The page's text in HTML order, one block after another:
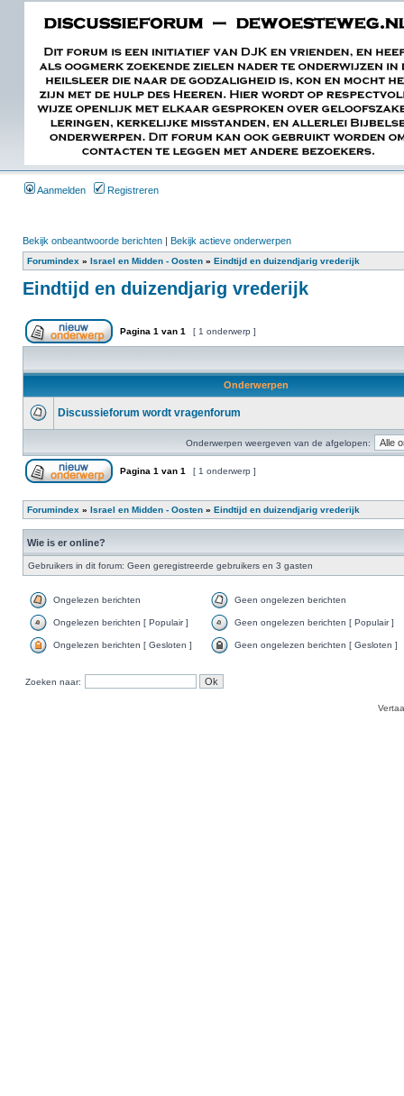
Aanmelden Registreren
Bekijk onbeantwoorde berichten | Bekijk actieve onderwerpen
Forumindex » Israel en Midden - Oosten » Eindtijd en duizendjarig vrederijk
Eindtijd en duizendjarig vrederijk
Pagina 1 van 1 [ 1 onderwerp ]
Onderwerpen
Discussieforum wordt vragenforum
Onderwerpen weergeven van de afgelopen:
Pagina 1 van 1 [ 1 onderwerp ]
Forumindex » Israel en Midden - Oosten » Eindtijd en duizendjarig vrederijk
Wie is er online?
Gebruikers in dit forum: Geen geregistreerde gebruikers en 3 gasten
Ongelezen berichten Geen ongelezen berichten
Ongelezen berichten [ Populair ] Geen ongelezen berichten [ Populair ]
Ongelezen berichten [ Gesloten ] Geen ongelezen berichten [ Gesloten ]
Zoeken naar: